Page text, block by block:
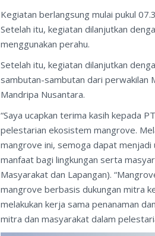
Kegiatan berlangsung mulai pukul
Setelah itu, kegiatan dilanjutkan
menggunakan perahu.
Setelah itu, kegiatan dilanjutkan
sambutan-sambutan dari perwakilan
Mandripa Nusantara.
“Saya ucapkan terima kasih kepada
pelestarian ekosistem mangrove.
mangrove ini, semoga dapat
manfaat bagi lingkungan serta
Masyarakat dan Lapangan).
mangrove berbasis dukungan mitra
melakukan kerja sama penanaman
mitra dan masyarakat dalam